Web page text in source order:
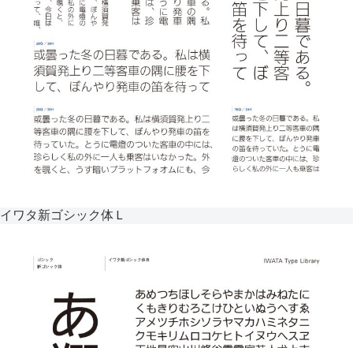
イワタ新ゴシック体Ｌ